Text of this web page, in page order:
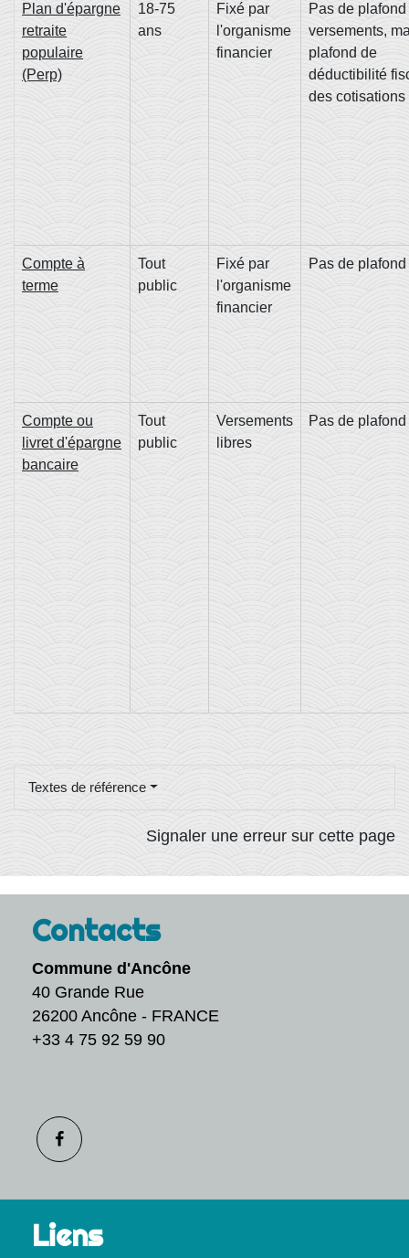
Plan d'épargne
retraite
populaire
(Perp)
18-75
ans
Fixé par
l'organisme
financier
Pas de
versements,
plafond de
déductibilité
des cotisations
Compte à
terme
Tout
public
Fixé par
l'organisme
financier
Pas de plafond
Compte ou
livret d'épargne
bancaire
Tout
public
Versements
libres
Pas de plafond
Textes de référence
Signaler une erreur sur cette page
Contacts
Commune d'Ancône
40 Grande Rue
26200 Ancône - FRANCE
+33 4 75 92 59 90
Liens